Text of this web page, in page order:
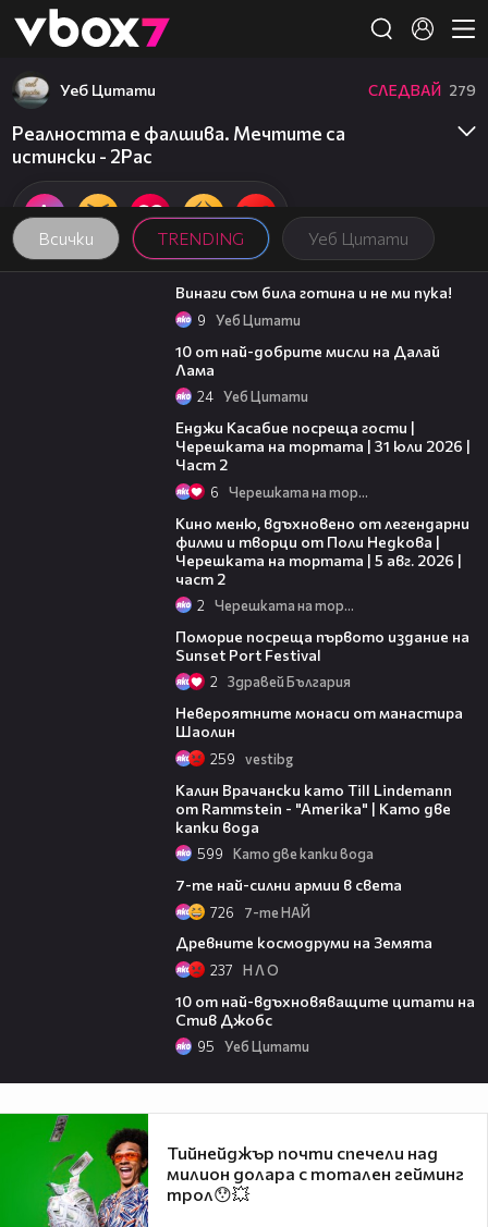
👾
Всички TRENDING Уеб Цитати
Уеб Цитати СЛЕДВАЙ 279
Реалността е фалшива. Мечтите са
истински - 2Pac
01:48
Винаги съм била готина и не ми пука!
9 Уеб Цитати
10 от най-добрите мисли на Далай
Лама
24 Уеб Цитати
Енджи Касабие посреща гости |
Черешката на тортата | 31 юли 2026 |
Част 2
6 Черешката на тортата
Кино меню, вдъхновено от легендарни
филми и творци от Поли Недкова |
Черешката на тортата | 5 авг. 2026 |
част 2
2 Черешката на тортата
Поморие посреща първото издание на
Sunset Port Festival
2 Здравей България
Невероятните монаси от манастира
Шаолин
259 vestibg
Калин Врачански като Till Lindemann
от Rammstein - "Amerika" | Като две
капки вода
599 Като две капки вода
7-те най-силни армии в света
726 7-те НАЙ
Древните космодруми на Земята
237 Н Л О
10 от най-вдъхновяващите цитати на
Стив Джобс
95 Уеб Цитати
Тийнейджър почти спечели над
милион долара с тотален гейминг
трол😯💥